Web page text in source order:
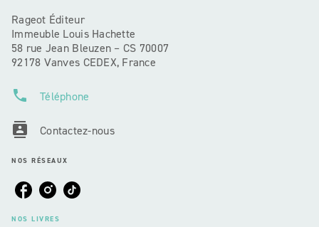
Rageot Éditeur
Immeuble Louis Hachette
58 rue Jean Bleuzen – CS 70007
92178 Vanves CEDEX, France
phone Téléphone
contacts Contactez-nous
NOS RÉSEAUX
NOS LIVRES